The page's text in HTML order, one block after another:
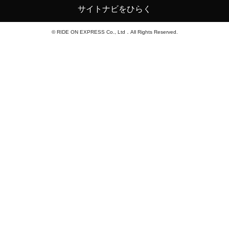
サイトナビをひらく
© RIDE ON EXPRESS Co., Ltd．All Rights Reserved.